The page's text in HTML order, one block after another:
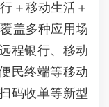
＋移动生活＋
盖多种应用场
程银行、移动
民终端等移动
码收单等新型